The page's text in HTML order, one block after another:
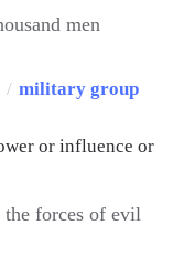
men
/ military group
or influence or
the forces of evil